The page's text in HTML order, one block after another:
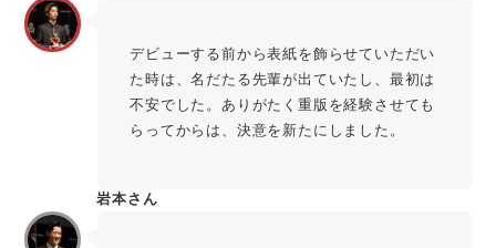
デビューする前から表紙を飾らせていただい
た時は、名だたる先輩が出ていたし、最初は
不安でした。ありがたく重版を経験させても
らってからは、決意を新たにしました。
岩本さん